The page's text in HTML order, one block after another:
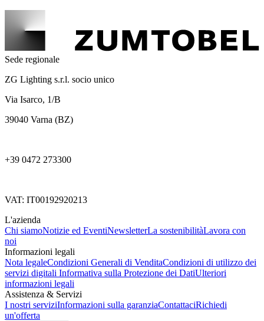
Sede regionale
ZG Lighting s.r.l. socio unico
Via Isarco, 1/B
39040 Varna (BZ)
+39 0472 273300
VAT: IT00192920213
L'azienda
Chi siamoNotizie ed EventiNewsletterLa sostenibilitàLavora con
noi
Informazioni legali
Nota legaleCondizioni Generali di VenditaCondizioni di utilizzo dei
servizi digitali Informativa sulla Protezione dei DatiUlteriori
informazioni legali
Assistenza & Servizi
I nostri serviziInformazioni sulla garanziaContattaciRichiedi
un'offerta